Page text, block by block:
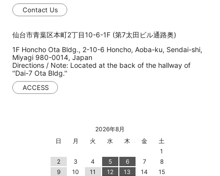
Contact Us
仙台市青葉区本町2丁目10-6-1F (第7太田ビル通路奥)
1F Honcho Ota Bldg., 2-10-6 Honcho, Aoba-ku, Sendai-shi,
Miyagi 980-0014, Japan
Directions / Note: Located at the back of the hallway of
''Dai-7 Ota Bldg.''
ACCESS
2026年8月
日
月 火 水 木 金
土
1
2
3 4 5 6 7
8
9
10 11 12 13 14
15